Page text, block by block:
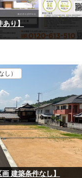
あり】
し）
建築条件なし】